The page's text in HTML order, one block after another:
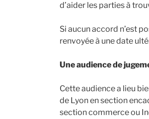
d’aider les parties à
Si aucun accord n’est
renvoyée à une date
Une audience de
Cette audience a lieu
de Lyon en section
section commerce ou